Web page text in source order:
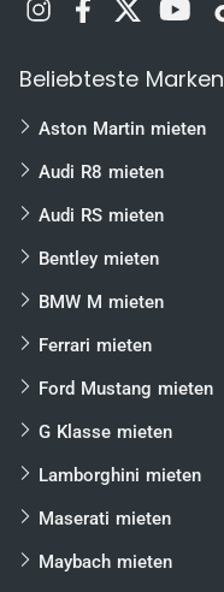
Rostock
Nürnberg
Würzburg
Wolfsburg
Braunschweig
Magdeburg
Bielefeld
Heilbronn
Mannheim
Beliebteste Marken
Aston Martin mieten
Audi R8 mieten
Audi RS mieten
Bentley mieten
BMW M mieten
Ferrari mieten
Ford Mustang mieten
G Klasse mieten
Lamborghini mieten
Maserati mieten
Maybach mieten